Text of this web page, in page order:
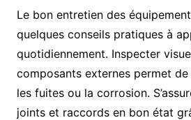
Le bon entretien des
quelques conseils pratiques à
quotidiennement. Inspecter
composants externes permet
les fuites ou la corrosion.
joints et raccords en bon état